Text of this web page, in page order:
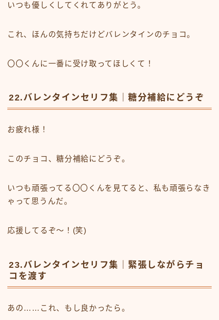
いつも優しくしてくれてありがとう。
これ、ほんの気持ちだけどバレンタインのチョコ。
〇〇くんに一番に受け取ってほしくて！
22.バレンタインセリフ集｜糖分補給にどうぞ
お疲れ様！
このチョコ、糖分補給にどうぞ。
いつも頑張ってる〇〇くんを見てると、私も頑張らなき
ゃって思うんだ。
応援してるぞ～！(笑)
23.バレンタインセリフ集｜緊張しながらチョ
コを渡す
あの……これ、もし良かったら。